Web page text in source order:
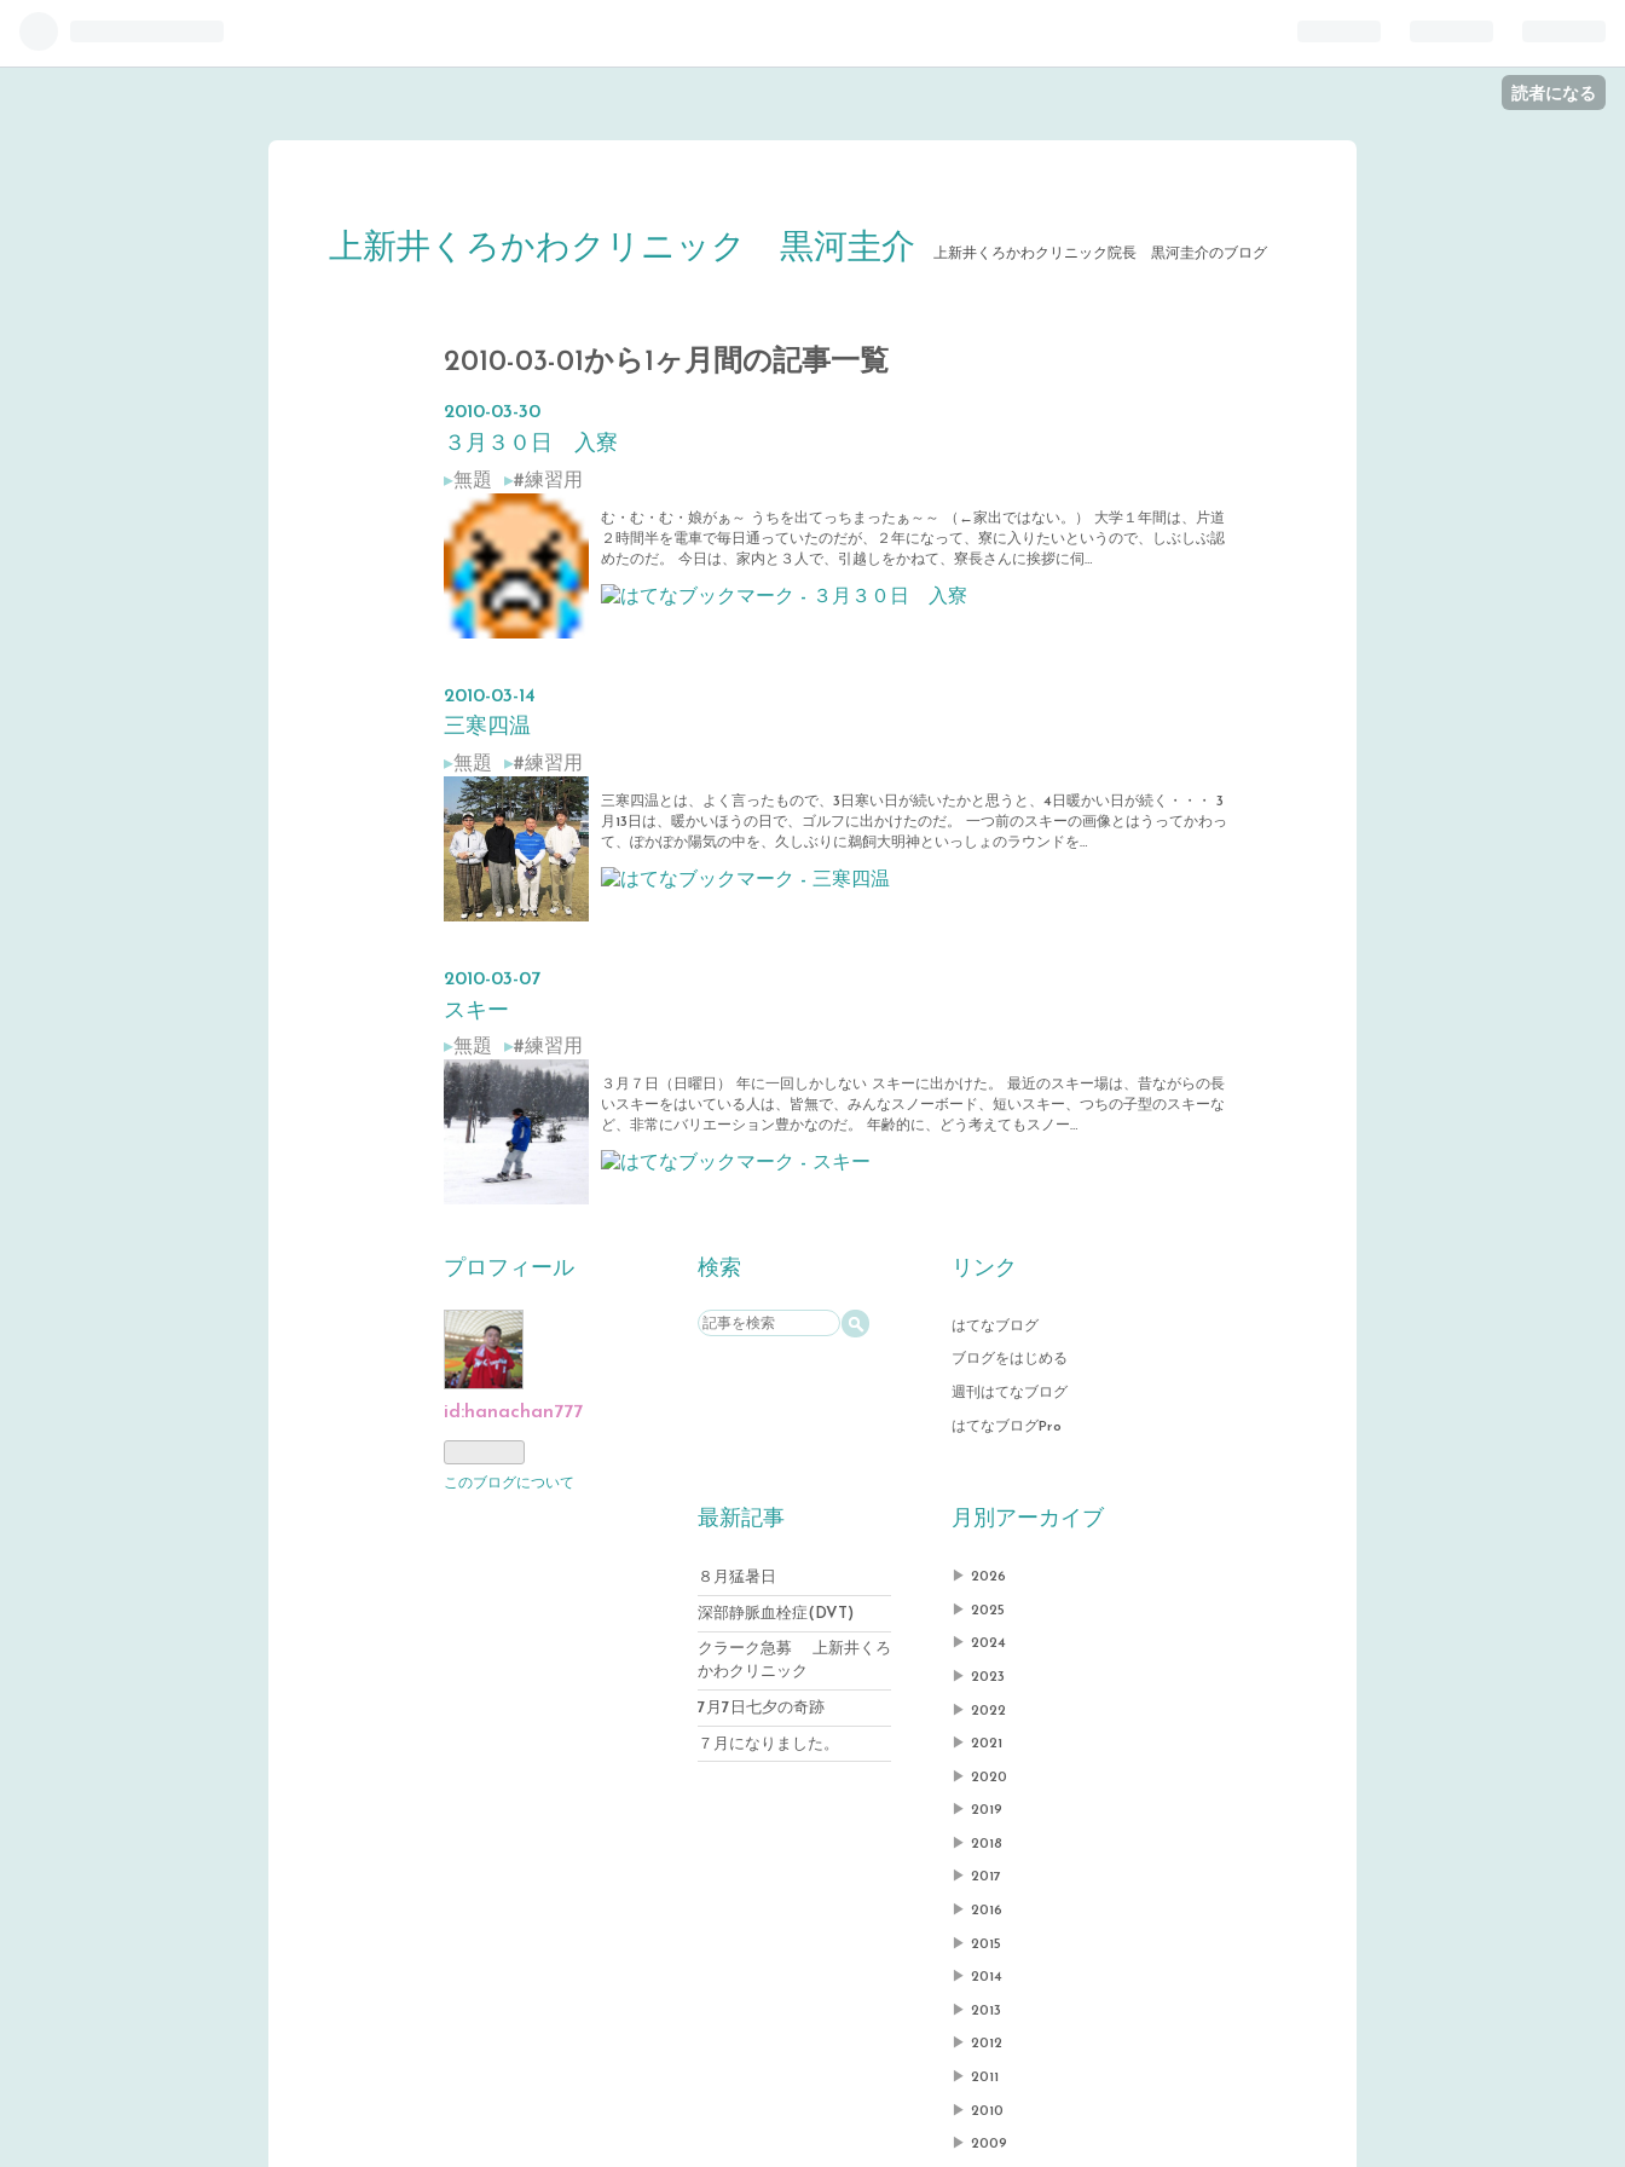
読者になる
上新井くろかわクリニック 黒河圭介 上新井くろかわクリニック院長 黒河圭介のブログ
2010-03-01から1ヶ月間の記事一覧
2010-03-30
３月３０日 入寮
無題 #練習用
む・む・む・娘がぁ～ うちを出てっちまったぁ～～ （←家出ではない。） 大学１年間は、片道
２時間半を電車で毎日通っていたのだが、２年になって、寮に入りたいというので、しぶしぶ認
めたのだ。 今日は、家内と３人で、引越しをかねて、寮長さんに挨拶に伺…
2010-03-14
三寒四温
無題 #練習用
三寒四温とは、よく言ったもので、3日寒い日が続いたかと思うと、4日暖かい日が続く・・・ 3
月13日は、暖かいほうの日で、ゴルフに出かけたのだ。 一つ前のスキーの画像とはうってかわっ
て、ぽかぽか陽気の中を、久しぶりに鵜飼大明神といっしょのラウンドを…
2010-03-07
スキー
無題 #練習用
３月７日（日曜日） 年に一回しかしない スキーに出かけた。 最近のスキー場は、昔ながらの長
いスキーをはいている人は、皆無で、みんなスノーボード、短いスキー、つちの子型のスキーな
ど、非常にバリエーション豊かなのだ。 年齢的に、どう考えてもスノー…
プロフィール
id:hanachan777
このブログについて
検索 リンク
はてなブログ
ブログをはじめる
週刊はてなブログ
はてなブログPro
最新記事
８月猛暑日
深部静脈血栓症(DVT)
クラーク急募 上新井くろ
かわクリニック
7月7日七夕の奇跡
７月になりました。
月別アーカイブ
▶ 2026
▶ 2025
▶ 2024
▶ 2023
▶ 2022
▶ 2021
▶ 2020
▶ 2019
▶ 2018
▶ 2017
▶ 2016
▶ 2015
▶ 2014
▶ 2013
▶ 2012
▶ 2011
▶ 2010
▶ 2009